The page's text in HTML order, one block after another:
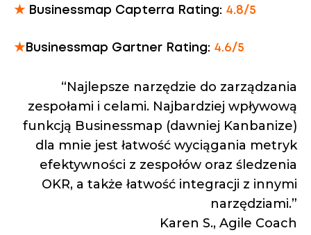
★ Businessmap Capterra Rating: 4.8/5
★ Businessmap Gartner Rating: 4.6/5
“Najlepsze narzędzie do zarządzania
zespołami i celami. Najbardziej wpływową
funkcją Businessmap (dawniej Kanbanize)
dla mnie jest łatwość wyciągania metryk
efektywności z zespołów oraz śledzenia
OKR, a także łatwość integracji z innymi
narzędziami.”
Karen S., Agile Coach